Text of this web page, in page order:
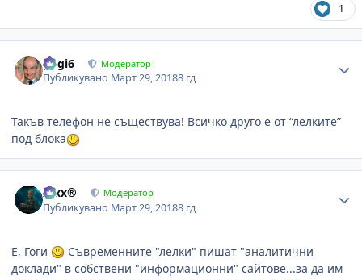
1
gogi6 Модератор
Публикувано Март 29, 20188 гд
Такъв телефон не съществува! Всичко друго е от “лелките”
под блока
Alxx® Модератор
Публикувано Март 29, 20188 гд
Е, Гоги
Съвременните "лелки" пишат "аналитични
доклади" в собствени "информационни" сайтове...за да им